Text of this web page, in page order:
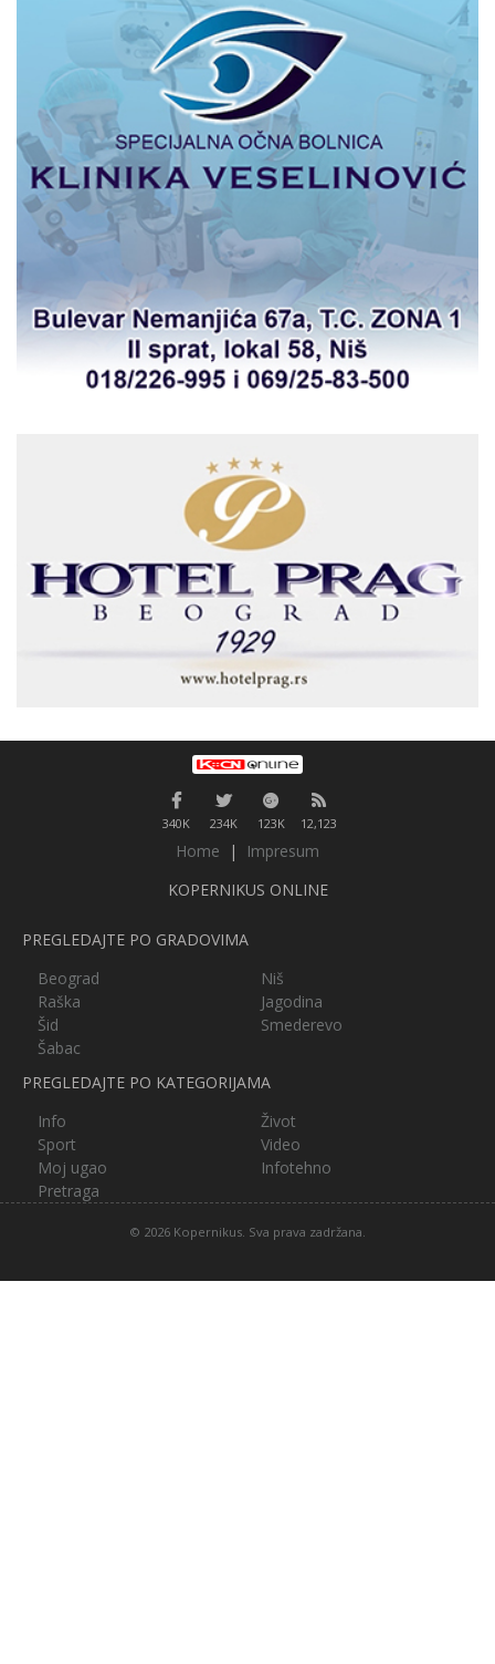
340K 234K 123K 12,123
Home |
Impresum
KOPERNIKUS ONLINE
PREGLEDAJTE PO GRADOVIMA
Beograd
Niš
Raška
Jagodina
Šid
Smederevo
Šabac
PREGLEDAJTE PO KATEGORIJAMA
Info
Život
Sport
Video
Moj ugao
Infotehno
Pretraga
© 2026 Kopernikus. Sva prava zadržana.